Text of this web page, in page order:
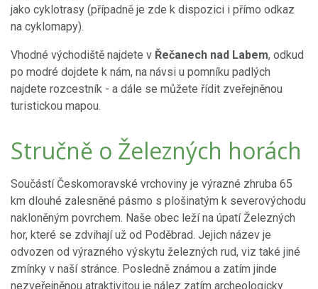
jako cyklotrasy (případně je zde k dispozici i přímo odkaz
na cyklomapy).
Vhodné východiště najdete v Řečanech nad Labem, odkud
po modré dojdete k nám, na návsi u pomníku padlých
najdete rozcestník - a dále se můžete řídit zveřejněnou
turistickou mapou.
Stručně o Železných horách
Součástí Českomoravské vrchoviny je výrazné zhruba 65
km dlouhé zalesněné pásmo s plošinatým k severovýchodu
nakloněným povrchem. Naše obec leží na úpatí Železných
hor, které se zdvihají už od Poděbrad. Jejich název je
odvozen od výrazného výskytu železných rud, viz také jiné
zmínky v naší stránce. Posledně známou a zatím jinde
nezveřejněnou atraktivitou je nález zatím archeologicky